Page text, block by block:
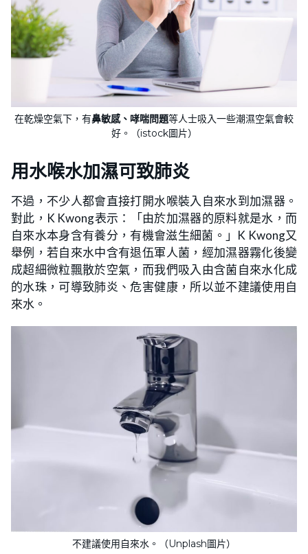
在乾燥空氣下，有鼻敏感、哮喘問題等人士吸入一些潮濕空氣會較
好。（istock圖片）
用水喉水加濕可致肺炎
不過，不少人都會直接打開水喉裝入自來水到加濕器。
對此，K Kwong表示：「由於加濕器的原料就是水，而
自來水本身含有養分，有機會滋生細菌。」K Kwong又
舉例，若自來水中含有退伍軍人菌，經加濕器霧化後變
成超細微粒飄散於空氣，而我們吸入由含菌自來水化成
的水珠，可導致肺炎、危害健康，所以並不建議使用自
來水。
不建議使用自來水。（Unplash圖片）